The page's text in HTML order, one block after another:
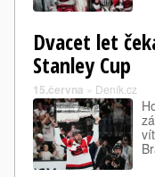
Dvacet let
Stanley Cup
15.června » Deník.cz